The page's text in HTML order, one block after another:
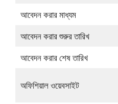
আবেদন করার মাধ্যম
আবেদন করার শুরুর তারিখ
আবেদন করার শেষ তারিখ
অফিশিয়াল ওয়েবসাইট